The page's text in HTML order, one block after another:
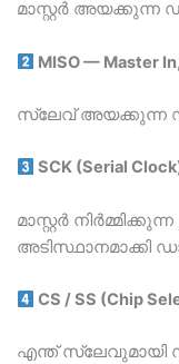
മാസ്റ്റർ അയക്കുന്ന
MISO — Master
സ്ലേവ് അയക്കുന്ന
SCK (Serial
മാസ്റ്റർ
അടിസ്ഥാനമാക്കി
CS / SS (Chip
എന്ത് സ്ലേവുമായി